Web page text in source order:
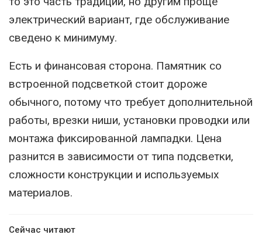
электрический вариант, где обслуживание
сведено к минимуму.
Есть и финансовая сторона. Памятник со
встроенной подсветкой стоит дороже
обычного, потому что требует дополнительной
работы, врезки ниши, установки проводки или
монтажа фиксированной лампадки. Цена
разнится в зависимости от типа подсветки,
сложности конструкции и используемых
материалов.
Сейчас читают